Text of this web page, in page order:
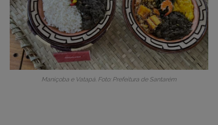
Maniçoba e Vatapá. Foto: Prefeitura de Santarém